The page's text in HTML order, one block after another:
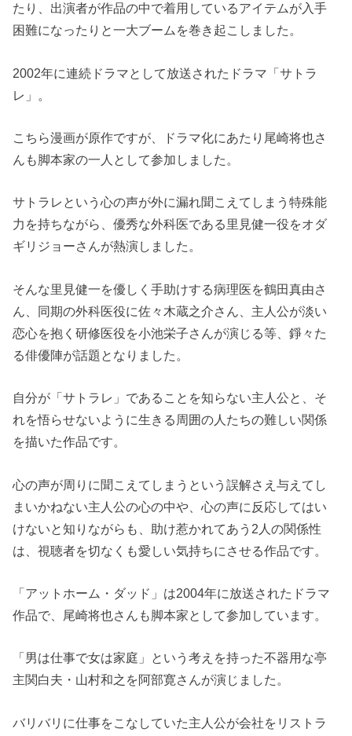
たり、出演者が作品の中で着用しているアイテムが入手
困難になったりと一大ブームを巻き起こしました。
2002年に連続ドラマとして放送されたドラマ「サトラ
レ」。
こちら漫画が原作ですが、ドラマ化にあたり尾崎将也さ
んも脚本家の一人として参加しました。
サトラレという心の声が外に漏れ聞こえてしまう特殊能
力を持ちながら、優秀な外科医である里見健一役をオダ
ギリジョーさんが熱演しました。
そんな里見健一を優しく手助けする病理医を鶴田真由さ
ん、同期の外科医役に佐々木蔵之介さん、主人公が淡い
恋心を抱く研修医役を小池栄子さんが演じる等、錚々た
る俳優陣が話題となりました。
自分が「サトラレ」であることを知らない主人公と、そ
れを悟らせないように生きる周囲の人たちの難しい関係
を描いた作品です。
心の声が周りに聞こえてしまうという誤解さえ与えてし
まいかねない主人公の心の中や、心の声に反応してはい
けないと知りながらも、助け惹かれてあう2人の関係性
は、視聴者を切なくも愛しい気持ちにさせる作品です。
「アットホーム・ダッド」は2004年に放送されたドラマ
作品で、尾崎将也さんも脚本家として参加しています。
「男は仕事で女は家庭」という考えを持った不器用な亭
主関白夫・山村和之を阿部寛さんが演じました。
バリバリに仕事をこなしていた主人公が会社をリストラ